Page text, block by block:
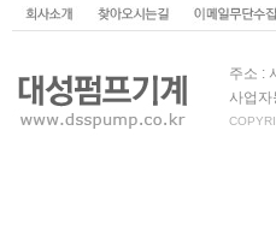
주소 :
사업